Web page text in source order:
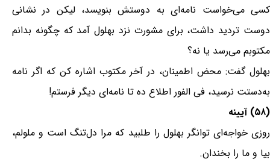
کسی می‌خواست نامه‌ای به دوستش بنویسد، لیکن در نشانی
دوست تردید داشت، برای مشورت نزد بهلول آمد که چگونه بدانم
مکتوبم می‌رسد یا نه؟
بهلول گفت: محض اطمینان، در آخر مکتوب اشاره کن که اگر نامه
به‌دستت نرسید، فی الفور اطلاع ده تا نامه‌ای دیگر فرستم!
(۵۸) آیینه
روزی خواجه‌ای توانگر بهلول را طلبید که مرا دل‌تنگ است و ملولم،
بیا و ما را بخندان.